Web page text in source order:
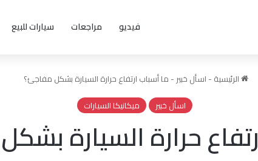
فيديو مراجعات سيارات للبيع
الرئيسية - اسأل خبير - ما أسباب ارتفاع حرارة السيارة بشكل مفاجئ؟
اسأل خبير
ميكانيكا السيارات
حرارة السيارة